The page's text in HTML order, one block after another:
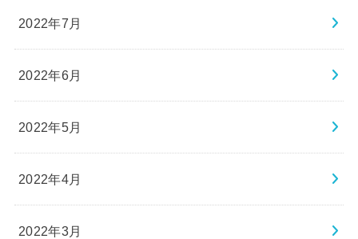
2022年7月
2022年6月
2022年5月
2022年4月
2022年3月